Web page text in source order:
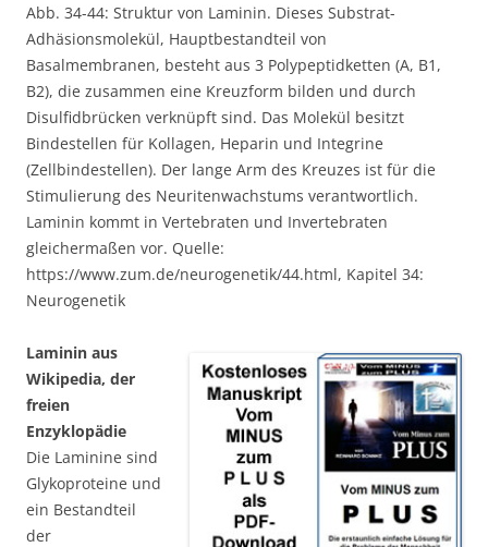
Abb. 34-44: Struktur von Laminin. Dieses Substrat-
Adhäsionsmolekül, Hauptbestandteil von
Basalmembranen, besteht aus 3 Polypeptidketten (A, B1,
B2), die zusammen eine Kreuzform bilden und durch
Disulfidbrücken verknüpft sind. Das Molekül besitzt
Bindestellen für Kollagen, Heparin und Integrine
(Zellbindestellen). Der lange Arm des Kreuzes ist für die
Stimulierung des Neuritenwachstums verantwortlich.
Laminin kommt in Vertebraten und Invertebraten
gleichermaßen vor. Quelle:
https://www.zum.de/neurogenetik/44.html, Kapitel 34:
Neurogenetik
Laminin aus
Wikipedia, der
freien
Enzyklopädie
Die Laminine sind
Glykoproteine und
ein Bestandteil
der